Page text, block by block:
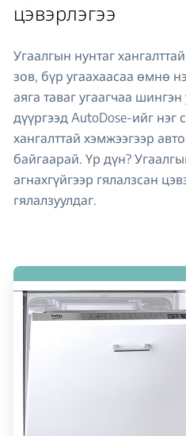
цэвэрлэгээ
Угаалгын нунтаг
зов, бүр угаахаасаа өмнө
аяга таваг угаагчаа
дүүргээд AutoDose-ийг нэг
хангалттай хэмжээгээр
байгаарай. Үр дүн?
агнахгүйгээр гялалзсан
гялалзуулдаг.